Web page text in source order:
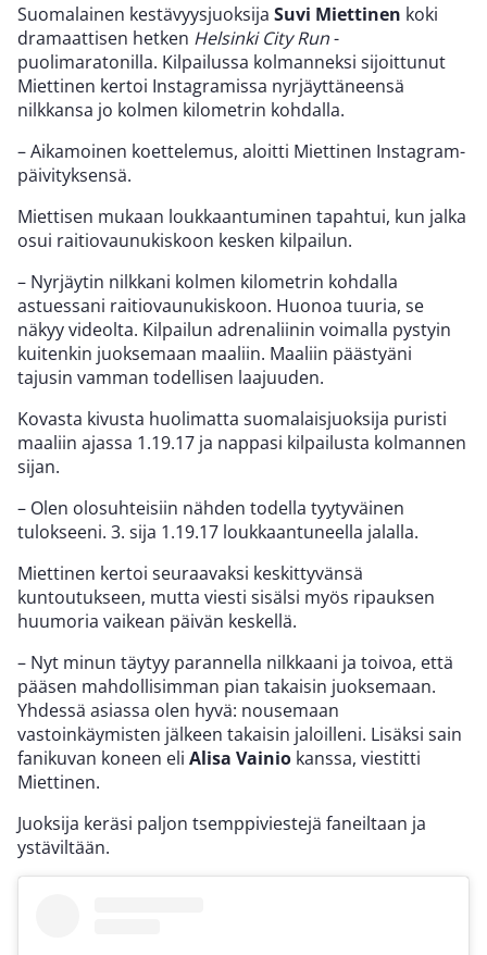
Suomalainen kestävyysjuoksija Suvi Miettinen koki
dramaattisen hetken Helsinki City Run-
puolimaratonilla. Kilpailussa kolmanneksi sijoittunut
Miettinen kertoi Instagramissa nyrjäyttäneensä
nilkkansa jo kolmen kilometrin kohdalla.
– Aikamoinen koettelemus, aloitti Miettinen Instagram-
päivityksensä.
Miettisen mukaan loukkaantuminen tapahtui, kun jalka
osui raitiovaunukiskoon kesken kilpailun.
– Nyrjäytin nilkkani kolmen kilometrin kohdalla
astuessani raitiovaunukiskoon. Huonoa tuuria, se
näkyy videolta. Kilpailun adrenaliinin voimalla pystyin
kuitenkin juoksemaan maaliin. Maaliin päästyäni
tajusin vamman todellisen laajuuden.
Kovasta kivusta huolimatta suomalaisjuoksija puristi
maaliin ajassa 1.19.17 ja nappasi kilpailusta kolmannen
sijan.
– Olen olosuhteisiin nähden todella tyytyväinen
tulokseeni. 3. sija 1.19.17 loukkaantuneella jalalla.
Miettinen kertoi seuraavaksi keskittyvänsä
kuntoutukseen, mutta viesti sisälsi myös ripauksen
huumoria vaikean päivän keskellä.
– Nyt minun täytyy parannella nilkkaani ja toivoa, että
pääsen mahdollisimman pian takaisin juoksemaan.
Yhdessä asiassa olen hyvä: nousemaan
vastoinkäymisten jälkeen takaisin jaloilleni. Lisäksi sain
fanikuvan koneen eli Alisa Vainio kanssa, viestitti
Miettinen.
Juoksija keräsi paljon tsemppiviestejä faneiltaan ja
ystäviltään.